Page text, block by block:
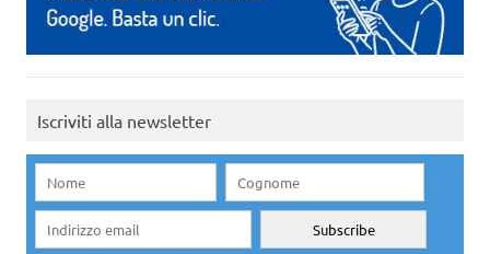
Iscriviti alla newsletter